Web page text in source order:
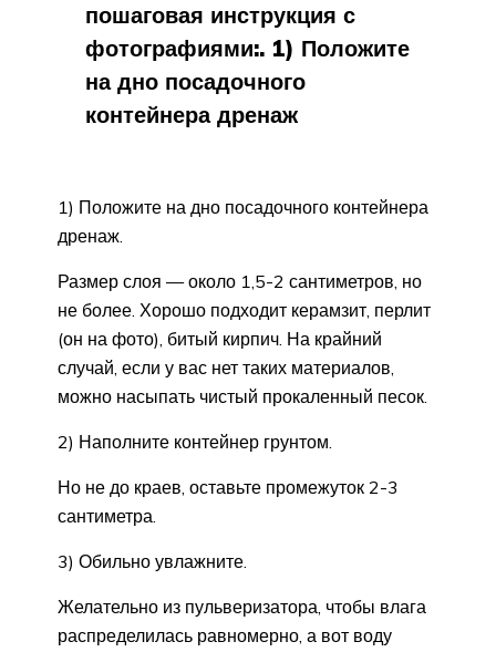
пошаговая инструкция с
фотографиями:. 1) Положите
на дно посадочного
контейнера дренаж
1) Положите на дно посадочного контейнера
дренаж.
Размер слоя — около 1,5-2 сантиметров, но
не более. Хорошо подходит керамзит, перлит
(он на фото), битый кирпич. На крайний
случай, если у вас нет таких материалов,
можно насыпать чистый прокаленный песок.
2) Наполните контейнер грунтом.
Но не до краев, оставьте промежуток 2-3
сантиметра.
3) Обильно увлажните.
Желательно из пульверизатора, чтобы влага
распределилась равномерно, а вот воду